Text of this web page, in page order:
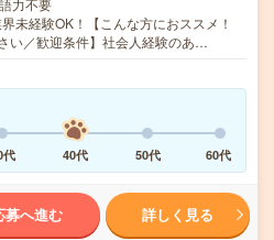
力不要
未経験OK！【こんな方におススメ！
い／歓迎条件】社会人経験のあ…
代 40代 50代 60代
募へ進む 詳しく見る